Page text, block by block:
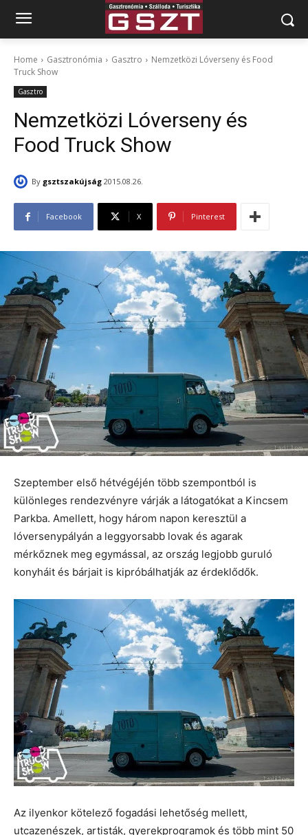
Home Gasztronómia Gasztro
Nemzetközi Lóverseny és Food
Truck Show
Gasztro
Nemzetközi Lóverseny és
Food Truck Show
By gsztszakújság 2015.08.26.
Facebook X Pinterest
Szeptember első hétvégéjén több szempontból is
különleges rendezvényre várják a látogatókat a Kincsem
Parkba. Amellett, hogy három napon keresztül a
lóversenypályán a leggyorsabb lovak és agarak
mérkőznek meg egymással, az ország legjobb guruló
konyháit és bárjait is kipróbálhatják az érdeklődők.
Az ilyenkor kötelező fogadási lehetőség mellett,
utcazenészek, artisták, gyerekprogramok és több mint 50